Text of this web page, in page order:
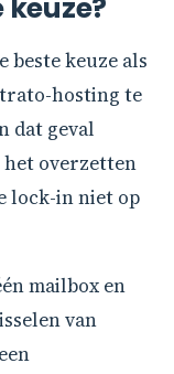
beste keuze als
hosting te
dat geval
overzetten
lock-in niet op
mailbox en
van